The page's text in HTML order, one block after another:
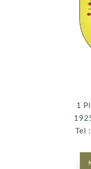
1
Tel